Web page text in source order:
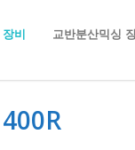
비 교반분산믹싱